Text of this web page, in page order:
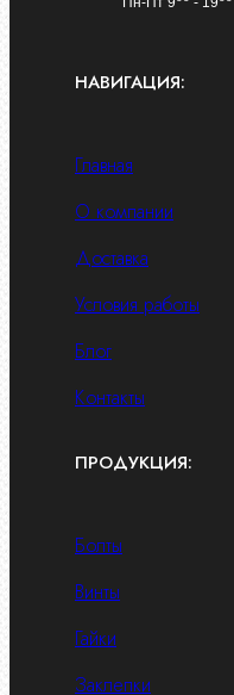
НАВИГАЦИЯ:
Главная
О компании
Доставка
Условия работы
Блог
Контакты
ПРОДУКЦИЯ:
Болты
Винты
Гайки
Заклепки